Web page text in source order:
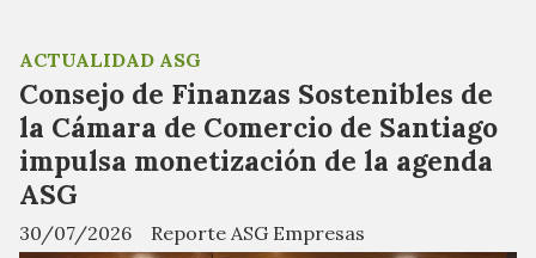
Consejo de Finanzas Sostenibles de
la Cámara de Comercio de Santiago
impulsa monetización de la agenda
ASG
Reporte ASG Empresas
ACTUALIDAD ASG
30/07/2026